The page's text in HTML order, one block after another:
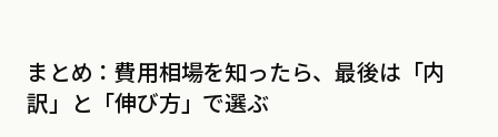
まとめ：費用相場を知ったら、最後は「内
訳」と「伸び方」で選ぶ